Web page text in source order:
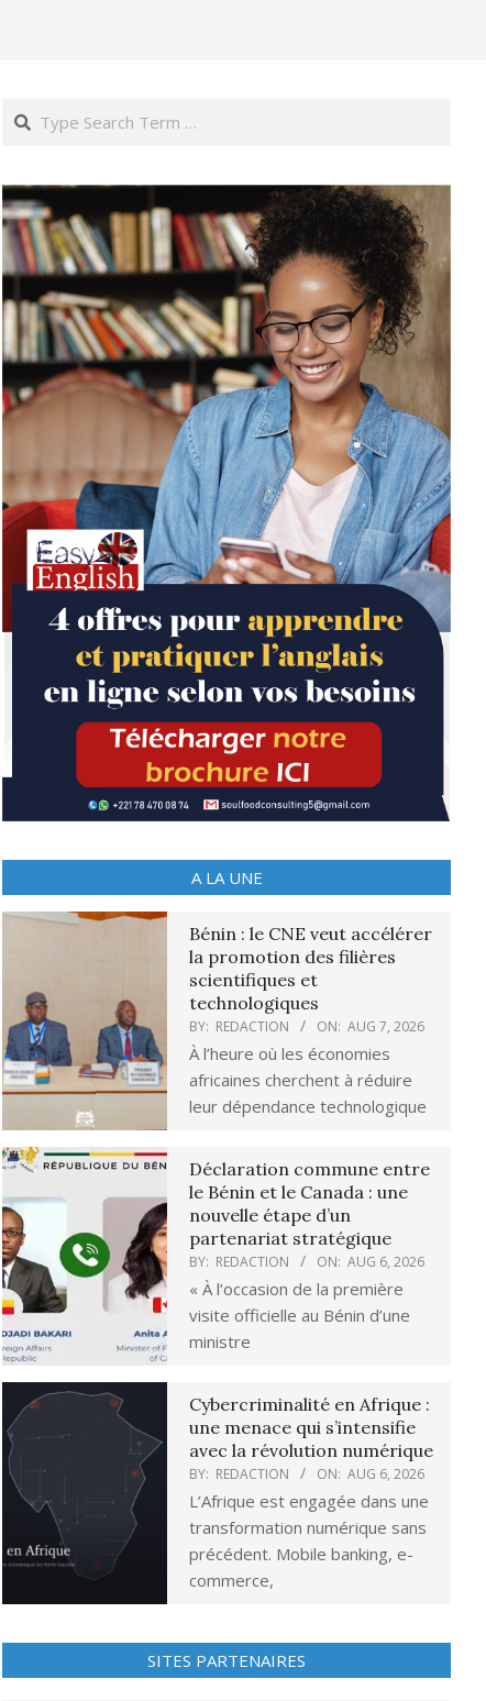
Search
A LA UNE
Bénin : le CNE veut accélérer
la promotion des filières
scientifiques et
technologiques
BY: REDACTION ON: AUG 7, 2026
À l’heure où les économies
africaines cherchent à réduire
leur dépendance technologique
Déclaration commune entre
le Bénin et le Canada : une
nouvelle étape d’un
partenariat stratégique
BY: REDACTION ON: AUG 6, 2026
« À l’occasion de la première
visite officielle au Bénin d’une
ministre
Cybercriminalité en Afrique :
une menace qui s’intensifie
avec la révolution numérique
BY: REDACTION ON: AUG 6, 2026
L’Afrique est engagée dans une
transformation numérique sans
précédent. Mobile banking, e-
commerce,
SITES PARTENAIRES